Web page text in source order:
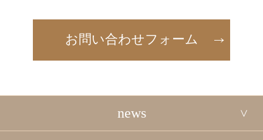
お問い合わせフォーム
news